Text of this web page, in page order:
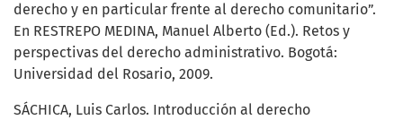
derecho y en particular frente al derecho comunitario”.
En RESTREPO MEDINA, Manuel Alberto (Ed.). Retos y
perspectivas del derecho administrativo. Bogotá:
Universidad del Rosario, 2009.
SÁCHICA, Luis Carlos. Introducción al derecho